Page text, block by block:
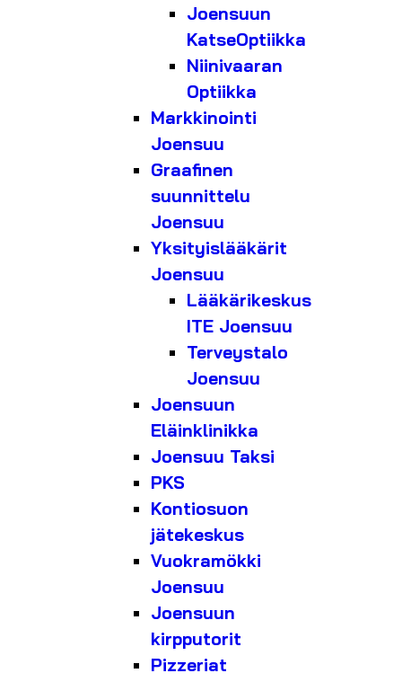
Joensuun
KatseOptiikka
Niinivaaran
Optiikka
Markkinointi
Joensuu
Graafinen
suunnittelu
Joensuu
Yksityislääkärit
Joensuu
Lääkärikeskus
ITE Joensuu
Terveystalo
Joensuu
Joensuun
Eläinklinikka
Joensuu Taksi
PKS
Kontiosuon
jätekeskus
Vuokramökki
Joensuu
Joensuun
kirpputorit
Pizzeriat